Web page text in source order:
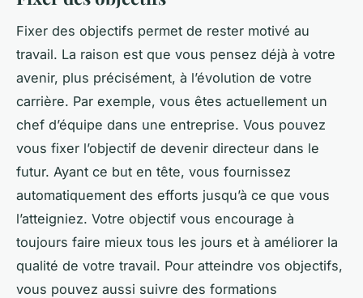
Fixer des objectifs permet de rester motivé au
travail. La raison est que vous pensez déjà à votre
avenir, plus précisément, à l’évolution de votre
carrière. Par exemple, vous êtes actuellement un
chef d’équipe dans une entreprise. Vous pouvez
vous fixer l’objectif de devenir directeur dans le
futur. Ayant ce but en tête, vous fournissez
automatiquement des efforts jusqu’à ce que vous
l’atteigniez. Votre objectif vous encourage à
toujours faire mieux tous les jours et à améliorer la
qualité de votre travail. Pour atteindre vos objectifs,
vous pouvez aussi suivre des formations